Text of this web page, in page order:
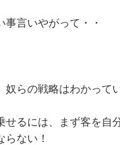
事言いやがって・・
奴らの戦略はわかって
せるには、まず客を自
らない！